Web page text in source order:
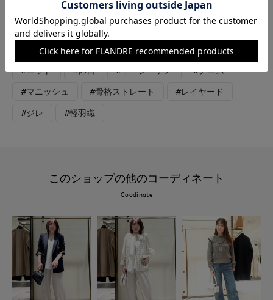
ドカラーやヒップを隠す長め丈でオンオフ両用で活躍間違いなし
な一枚。シアニットとデニムのシンプルなコーディネートを堅苦
しくなく引き締めてくれます。
#ニット #休日 #イージーケア #デニム
#マニッシュ #骨格ストレート #レイヤード
#ジレ #軽羽織
このショップの他のコーディネート
Coodinate